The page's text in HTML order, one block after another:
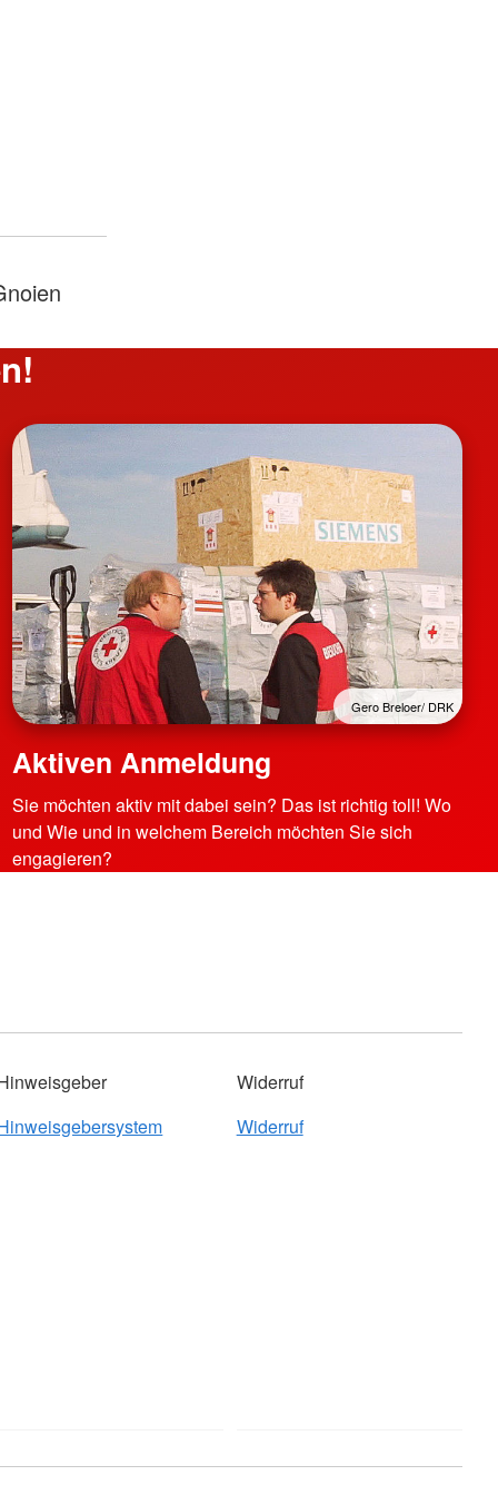
Gero Breloer/ DRK
Aktiven Anmeldung
Sie möchten aktiv mit dabei sein? Das ist richtig toll! Wo
und Wie und in welchem Bereich möchten Sie sich
engagieren?
Widerruf
Widerruf